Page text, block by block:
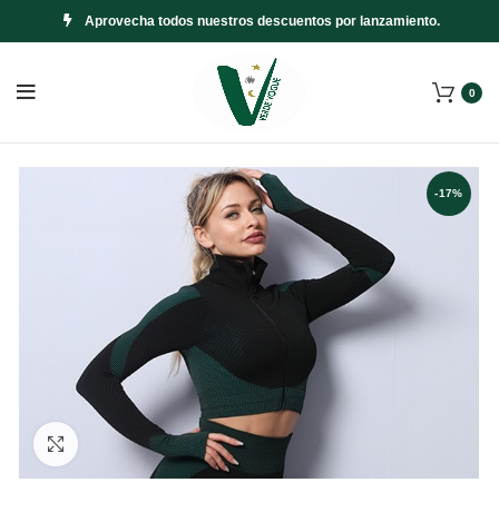
Aprovecha todos nuestros descuentos por lanzamiento.
0
-17%
Click to enlarge